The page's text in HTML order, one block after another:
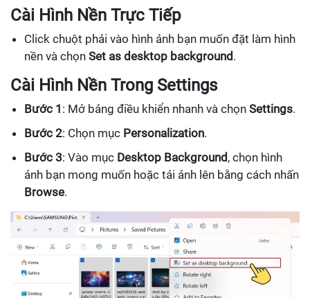
Cài Hình Nền Trực Tiếp
Click chuột phải vào hình ảnh bạn muốn đặt làm hình
nền và chọn Set as desktop background .
Cài Hình Nền Trong Settings
Bước 1 : Mở bảng điều khiển nhanh và chọn Settings.
Bước 2: Chọn mục Personalization.
Bước 3: Vào mục Desktop Background , chọn hình
ảnh bạn mong muốn hoặc tải ảnh lên bằng cách nhấn
Browse.